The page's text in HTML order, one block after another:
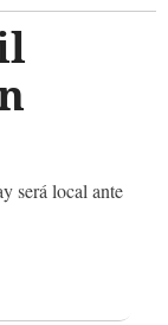
será local ante